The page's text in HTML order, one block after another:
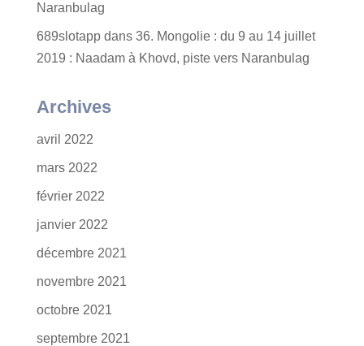
Naranbulag
689slotappdans 36. Mongolie : du 9 au 14 juillet
2019 : Naadam à Khovd, piste vers Naranbulag
Archives
avril 2022
mars 2022
février 2022
janvier 2022
décembre 2021
novembre 2021
octobre 2021
septembre 2021